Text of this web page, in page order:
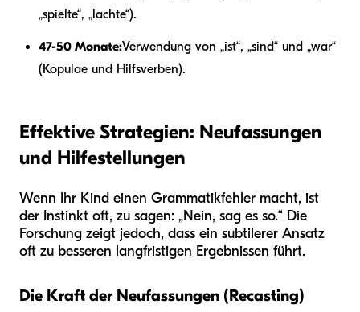
„spielte“, „lachte“).
47-50 Monate:Verwendung von „ist“, „sind“ und „war“
(Kopulae und Hilfsverben).
Effektive Strategien: Neufassungen
und Hilfestellungen
Wenn Ihr Kind einen Grammatikfehler macht, ist
der Instinkt oft, zu sagen: „Nein, sag es so.“ Die
Forschung zeigt jedoch, dass ein subtilerer Ansatz
oft zu besseren langfristigen Ergebnissen führt.
Die Kraft der Neufassungen (Recasting)